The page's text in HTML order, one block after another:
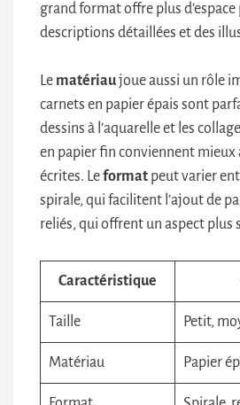
grand format offre plus d’espace
descriptions détaillées et des
Le matériaujoue aussi un rôle
carnets en papier épais sont
dessins à l’aquarelle et les
en papier fin conviennent mieux
écrites. Leformat peut varier
spirale, qui facilitent l’ajout de
reliés, qui offrent un aspect plus
Caractéristique
Taille Petit,
Matériau Papier